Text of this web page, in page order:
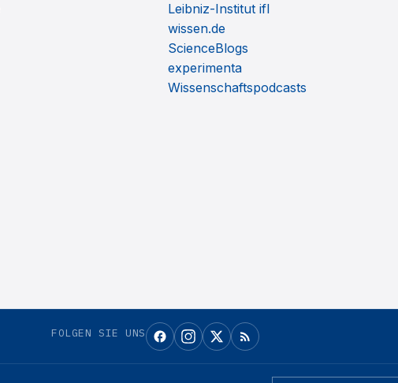
Leibniz-Institut ifl
wissen.de
ScienceBlogs
experimenta
Wissenschaftspodcasts
FOLGEN SIE UNS